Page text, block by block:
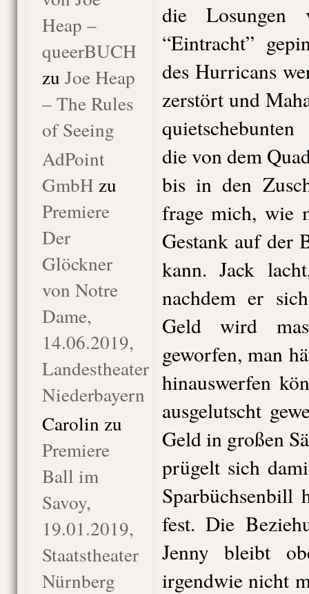
Heap –
queerBUCH
zu Joe Heap
– The Rules
of Seeing
AdPoint
GmbH zu
Premiere
Der
Glöckner
von Notre
Dame,
14.06.2019,
Landestheater
Niederbayern
Carolin zu
Premiere
Ball im
Savoy,
19.01.2019,
Staatstheater
Nürnberg
die Losungen
“Eintracht”
des Hurricans
zerstört und
die von dem
bis in den
frage mich, wie
Gestank auf der
kann. Jack
nachdem er
Geld wird
geworfen, man
hinauswerfen
ausgelutscht
Geld in großen
prügelt sich
Sparbüchsenbill
fest. Die
Jenny bleibt
irgendwie nicht